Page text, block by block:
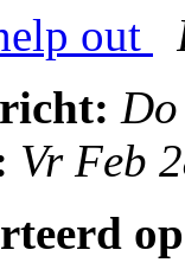
out
Vr Feb